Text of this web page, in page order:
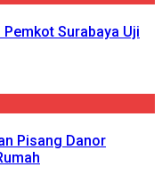
Surabaya Uji
Pisang Danor